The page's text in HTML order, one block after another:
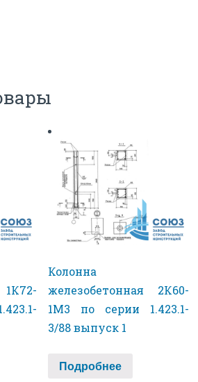
Колонна
железобетонная 2К60-
1М3 по серии 1.423.1-
3/88 выпуск 1
Подробнее